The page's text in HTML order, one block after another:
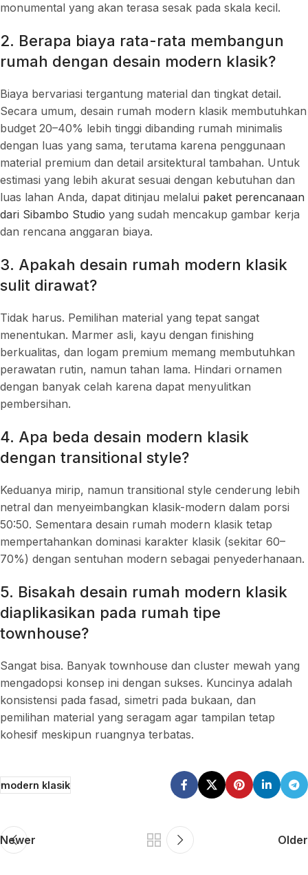
monumental yang akan terasa sesak pada skala kecil.
2. Berapa biaya rata-rata membangun
rumah dengan desain modern klasik?
Biaya bervariasi tergantung material dan tingkat detail.
Secara umum, desain rumah modern klasik membutuhkan
budget 20–40% lebih tinggi dibanding rumah minimalis
dengan luas yang sama, terutama karena penggunaan
material premium dan detail arsitektural tambahan. Untuk
estimasi yang lebih akurat sesuai dengan kebutuhan dan
luas lahan Anda, dapat ditinjau melalui paket perencanaan
dari Sibambo Studio yang sudah mencakup gambar kerja
dan rencana anggaran biaya.
3. Apakah desain rumah modern klasik
sulit dirawat?
Tidak harus. Pemilihan material yang tepat sangat
menentukan. Marmer asli, kayu dengan finishing
berkualitas, dan logam premium memang membutuhkan
perawatan rutin, namun tahan lama. Hindari ornamen
dengan banyak celah karena dapat menyulitkan
pembersihan.
4. Apa beda desain modern klasik
dengan transitional style?
Keduanya mirip, namun transitional style cenderung lebih
netral dan menyeimbangkan klasik-modern dalam porsi
50:50. Sementara desain rumah modern klasik tetap
mempertahankan dominasi karakter klasik (sekitar 60–
70%) dengan sentuhan modern sebagai penyederhanaan.
5. Bisakah desain rumah modern klasik
diaplikasikan pada rumah tipe
townhouse?
Sangat bisa. Banyak townhouse dan cluster mewah yang
mengadopsi konsep ini dengan sukses. Kuncinya adalah
konsistensi pada fasad, simetri pada bukaan, dan
pemilihan material yang seragam agar tampilan tetap
kohesif meskipun ruangnya terbatas.
modern klasik
Newer Older